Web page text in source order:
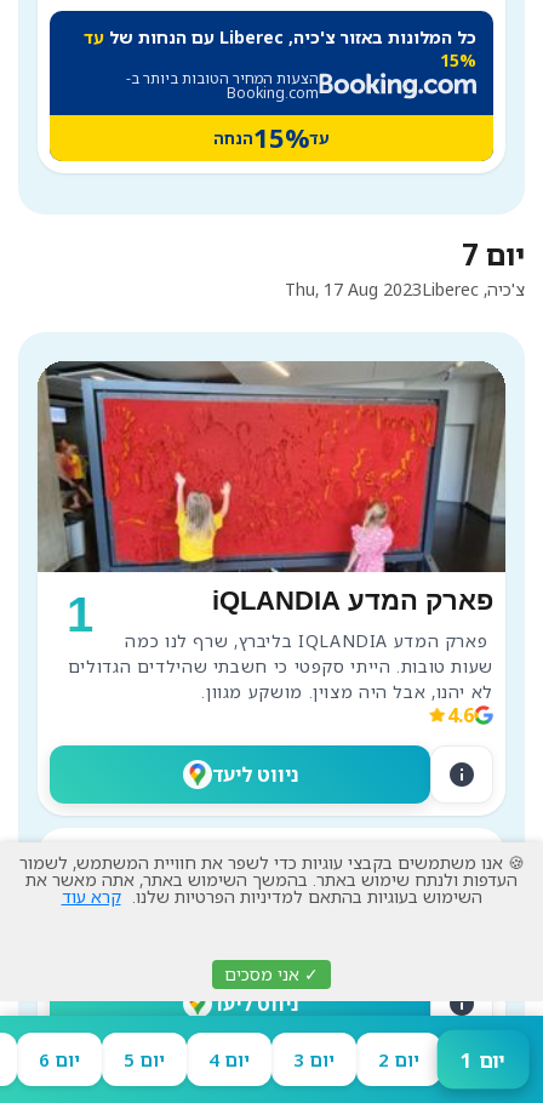
יום 1 יום 2 יום 3 יום 4 יום 5 יום 6
כל המלונות באזור צ'כיה, Liberec עם הנחות של
עד
15%
הצעות המחיר הטובות ביותר ב-
Booking.com
עד15%הנחה
יום 7
Thu, 17 Aug 2023 צ'כיה, Liberec
1 פארק המדע iQLANDIA
פארק המדע IQLANDIA בליברץ, שרף לנו כמה
לא יהנו, אבל היה מצוין. מושקע מגוון.
4.6
ניווט ליעד info
2 גן החיות ב-Liberec
חברים שלנו היו גם בגן החיות, אנחנו לא היינו,
ניווט ליעד info
🍪 אנו משתמשים בקבצי עוגיות כדי לשפר את חוויית המשתמש, לשמור
העדפות ולנתח שימוש באתר. בהמשך השימוש באתר, אתה מאשר את
השימוש בעוגיות בהתאם למדיניות הפרטיות שלנו. קרא עוד
✓ אני מסכים